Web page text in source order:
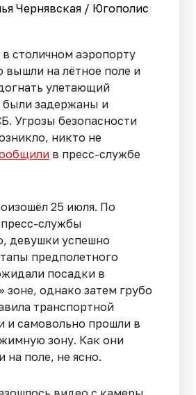
Чернявская / Югополис
столичном аэропорту
вышли на лётное поле и
улетающий
были задержаны и
Угрозы безопасности
никто не
в пресс-службе
25 июля. По
службы
девушки успешно
предполетного
посадки в
зоне, однако затем грубо
транспортной
и самовольно прошли в
зону. Как они
на поле, не ясно.